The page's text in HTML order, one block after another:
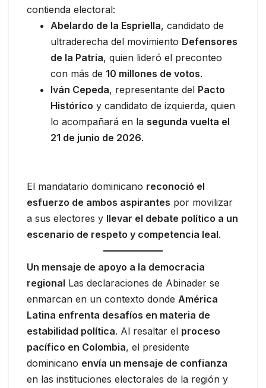
contienda electoral:
Abelardo de la Espriella, candidato de
ultraderecha del movimiento Defensores
de la Patria, quien lideró el preconteo
con más de 10 millones de votos.
Iván Cepeda, representante del Pacto
Histórico y candidato de izquierda, quien
lo acompañará en la segunda vuelta el
21 de junio de 2026.
El mandatario dominicano reconoció el
esfuerzo de ambos aspirantes por movilizar
a sus electores y llevar el debate político a un
escenario de respeto y competencia leal.
Un mensaje de apoyo a la democracia
regional Las declaraciones de Abinader se
enmarcan en un contexto donde América
Latina enfrenta desafíos en materia de
estabilidad política. Al resaltar el proceso
pacífico en Colombia, el presidente
dominicano envía un mensaje de confianza
en las instituciones electorales de la región y